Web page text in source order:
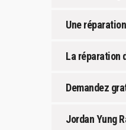
Une
La réparation
Demandez
Jordan Yung